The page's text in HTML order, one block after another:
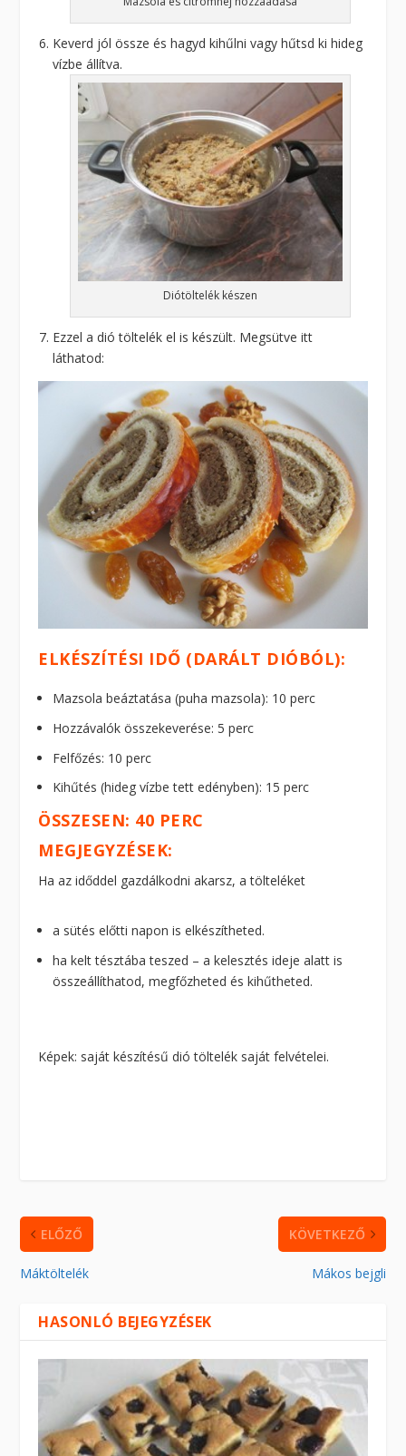
Keverd jól össze és hagyd kihűlni vagy hűtsd ki hideg
vízbe állítva.
Diótöltelék készen
Ezzel a dió töltelék el is készült. Megsütve itt
láthatod:
ELKÉSZÍTÉSI IDŐ (DARÁLT DIÓBÓL):
Mazsola beáztatása (puha mazsola): 10 perc
Hozzávalók összekeverése: 5 perc
Felfőzés: 10 perc
Kihűtés (hideg vízbe tett edényben): 15 perc
ÖSSZESEN: 40 PERC
MEGJEGYZÉSEK:
Ha az időddel gazdálkodni akarsz, a tölteléket
a sütés előtti napon is elkészítheted.
ha kelt tésztába teszed – a kelesztés ideje alatt is
összeállíthatod, megfőzheted és kihűtheted.
Képek: saját készítésű dió töltelék saját felvételei.
ELŐZŐ
Máktöltelék
KÖVETKEZŐ
Mákos bejgli
HASONLÓ BEJEGYZÉSEK